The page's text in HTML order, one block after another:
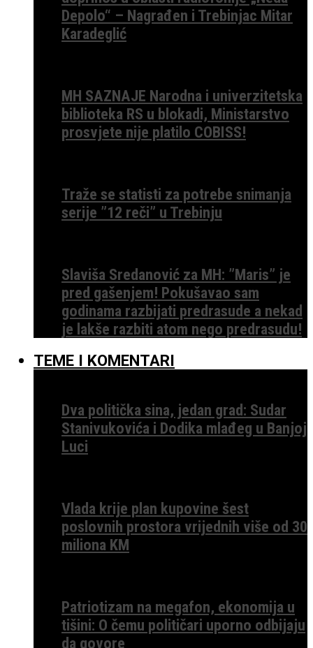
Depolo“ – Nagrađen i Trebinjac Mitar
Karadeglić
MH SAZNAJE Narodna i univerzitetska
biblioteka RS u blokadi, Ministarstvo
prosvjete nije platilo COBISS!
Traže se statisti za potrebe snimanja
serije ”12 reči” u Trebinju
Slaviša Sredanović za MH: ”Maris” je
pred gašenjem! Pokušavao sam
godinama razbijati predrasude a nekad
je lakše razbiti atom nego predrasudu!
TEME I KOMENTARI
Dva politička sina, jedan grad: Sudar
Stanivukovića i Dodika mlađeg u Banjoj
Luci
Vlada krije plan kupovine šest
poslovnih prostora vrijednih više od 30
miliona KM
Patriotizam na megafon, ekonomija u
tišini: O čemu političari uporno odbijaju
da govore